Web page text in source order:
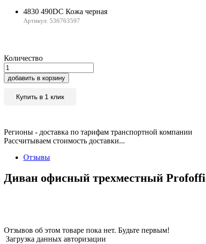
4830 490DC Кожа черная
Артикул: 536763597
Количество
добавить в корзину
Купить в 1 клик
Регионы - доставка по тарифам транспортной компании
Рассчитываем стоимость доставки...
Отзывы
Диван офисный трехместный
Отзывов об этом товаре пока нет. Будьте первым!
Загрузка данных авторизации